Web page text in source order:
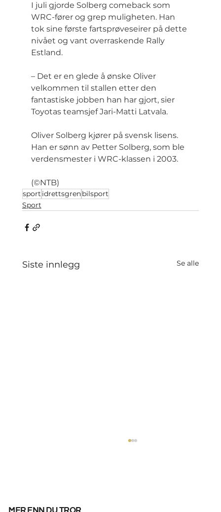
I juli gjorde Solberg comeback som
WRC-fører og grep muligheten. Han
tok sine første fartsprøveseirer på dette
nivået og vant overraskende Rally
Estland.
– Det er en glede å ønske Oliver
velkommen til stallen etter den
fantastiske jobben han har gjort, sier
Toyotas teamsjef Jari-Matti Latvala.
Oliver Solberg kjører på svensk lisens.
Han er sønn av Petter Solberg, som ble
verdensmester i WRC-klassen i 2003.
(©NTB)
sport idrettsgrenbilsport
Sport
Siste innlegg Se alle